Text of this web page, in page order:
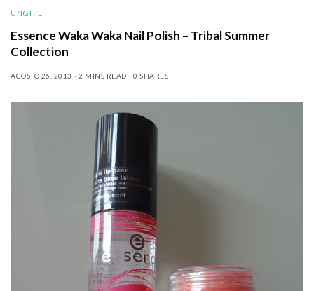
UNGHIE
Essence Waka Waka Nail Polish – Tribal Summer
Collection
AGOSTO 26, 2013 2 MINS READ 0 SHARES